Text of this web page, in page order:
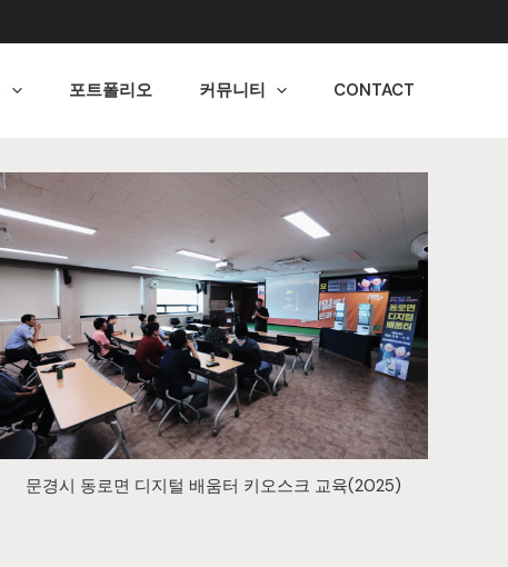
포트폴리오 커뮤니티 CONTACT
문경시 동로면 디지털 배움터 키오스크 교육(2025)